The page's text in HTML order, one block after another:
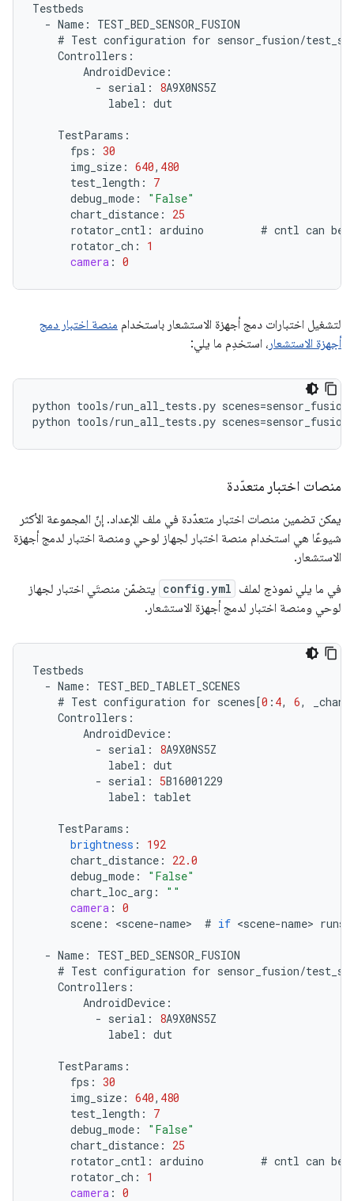
Testbeds
- Name :
TEST_BED_SENSOR_FUSION
# Test configuration for sensor_fusion/
Controllers :
AndroidDevice :
- serial : 8A9X0NS5Z
label : dut
TestParams :
fps : 30
img_size : 640, 480
test_length :
7
debug_mode :
"False"
chart_distance :
25
rotator_cntl : arduino # cntl can be
rotator_ch :
1
camera : 0
لتشغيل اختبارات دمج أجهزة الاستشعار باستخدام منصة اختبار دمج
أجهزة الاستشعار ، استخدِم ما يلي:
python tools/run_all_tests .py scenes=sensor_fusion
python tools/run_all_tests .py scenes=sensor_fusion
منصات اختبار متعدّدة
يمكن تضمين منصات اختبار متعدّدة في ملف الإعداد. إنّ المجموعة الأكثر
شيوعًا هي استخدام منصة اختبار لجهاز لوحي ومنصة اختبار لدمج أجهزة
الاستشعار.
في ما يلي نموذج لملف config.yml يتضمّن منصتَي اختبار لجهاز
لوحي ومنصة اختبار لدمج أجهزة الاستشعار.
Testbeds
- Name :
TEST_BED_TABLET_SCENES
# Test configuration for scenes[0 : 4, 6,
Controllers :
AndroidDevice :
- serial : 8A9X0NS5Z
label : dut
- serial : 5B16001229
label : tablet
TestParams :
brightness :
192
chart_distance :
22.0
debug_mode :
"False"
chart_loc_arg :
""
camera : 0
scene : <scene-name> # if <scene-name> runs
- Name :
TEST_BED_SENSOR_FUSION
# Test configuration for sensor_fusion/
Controllers :
AndroidDevice :
- serial : 8A9X0NS5Z
label : dut
TestParams :
fps : 30
img_size : 640, 480
test_length :
7
debug_mode :
"False"
chart_distance :
25
rotator_cntl : arduino # cntl can be
rotator_ch :
1
camera : 0